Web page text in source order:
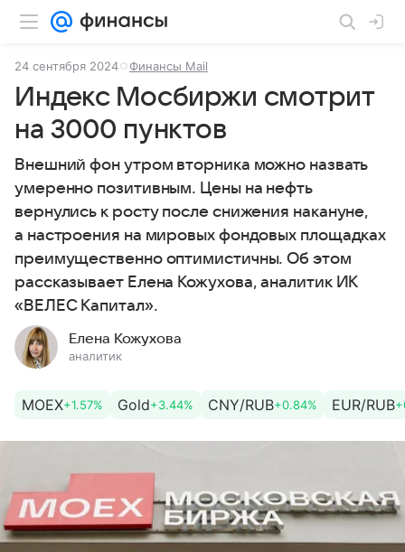
24 сентября 2024 Финансы Mail
Индекс Мосбиржи смотрит
на 3000 пунктов
Внешний фон утром вторника можно назвать
умеренно позитивным. Цены на нефть
вернулись к росту после снижения накануне,
а настроения на мировых фондовых площадках
преимущественно оптимистичны.Об этом
рассказывает Елена Кожухова, аналитик ИК
«ВЕЛЕС Капитал».
Елена Кожухова
аналитик
MOEX+1.57% Gold+3.44% CNY/RUB+0.84% EUR/RUB